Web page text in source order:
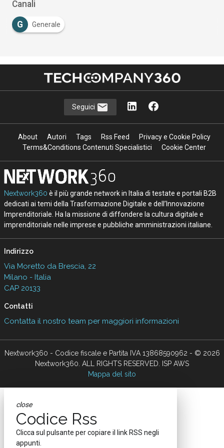
Canali
G Generale
Seguici
About Autori Tags Rss Feed
Privacy e Cookie Policy
Terms&Conditions Contenuti Specialistici
Cookie Center
Nextwork360 è il più grande network in Italia di testate e portali B2B
dedicati ai temi della Trasformazione Digitale e dell’Innovazione
Imprenditoriale. Ha la missione di diffondere la cultura digitale e
imprenditoriale nelle imprese e pubbliche amministrazioni italiane.
Indirizzo
Via Moretto da Brescia, 22
Milano - Italia
CAP 20133
Contatti
Contatta il nostro team per maggiori informazioni
Nextwork360 - Codice fiscale e Partita IVA 13868590962 - © 2026
Nextwork360. ALL RIGHTS RESERVED. ISP AWS
Mappa del sito
close
Codice Rss
Clicca sul pulsante per copiare il link RSS negli
appunti.